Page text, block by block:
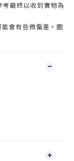
最終以收到實物為
會有些微偏差。圖